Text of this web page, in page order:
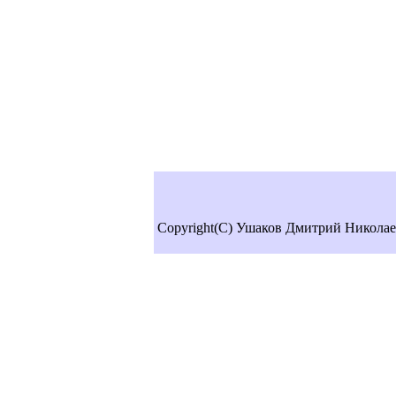
Copyright(C) Ушаков Дмитрий